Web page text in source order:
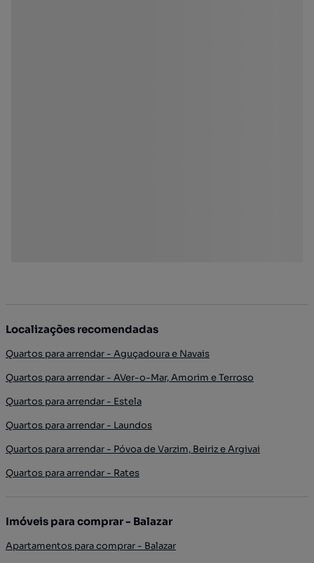
Localizações recomendadas
Quartos para arrendar - Aguçadoura e Navais
Quartos para arrendar - AVer-o-Mar, Amorim e Terroso
Quartos para arrendar - Estela
Quartos para arrendar - Laundos
Quartos para arrendar - Póvoa de Varzim, Beiriz e Argivai
Quartos para arrendar - Rates
Imóveis para comprar - Balazar
Apartamentos para comprar - Balazar